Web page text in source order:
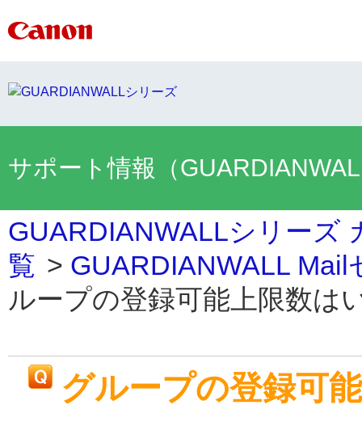
サポート情報（
GUARDIANWALLシリーズ
覧 > GUARDIANWALL Mail
ループの登録可能上限数は
グループの登録可